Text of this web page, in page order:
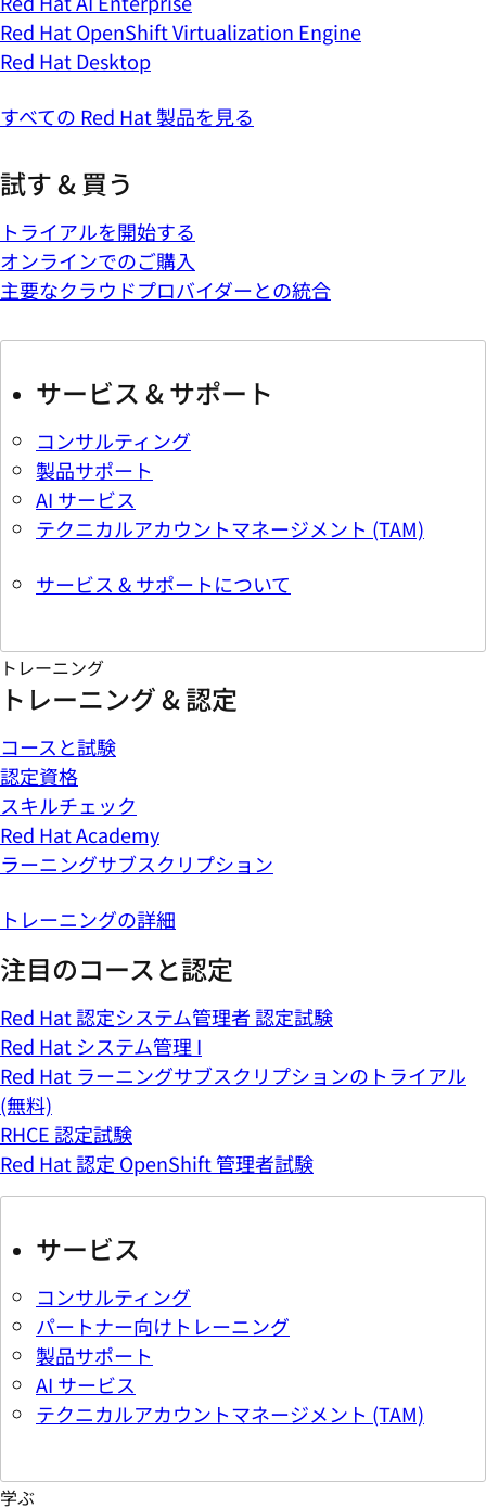
Red Hat OpenShift Virtualization Engine
Red Hat Desktop
すべての Red Hat 製品を見る
試す & 買う
トライアルを開始する
オンラインでのご購入
主要なクラウドプロバイダーとの統合
サービス & サポート
コンサルティング
製品サポート
AI サービス
テクニカルアカウントマネージメント (TAM)
サービス & サポートについて
トレーニング
トレーニング & 認定
コースと試験
認定資格
スキルチェック
Red Hat Academy
ラーニングサブスクリプション
トレーニングの詳細
注目のコースと認定
Red Hat 認定システム管理者 認定試験
Red Hat システム管理 I
Red Hat ラーニングサブスクリプションのトライアル
(無料)
RHCE 認定試験
Red Hat 認定 OpenShift 管理者試験
サービス
コンサルティング
パートナー向けトレーニング
製品サポート
AI サービス
テクニカルアカウントマネージメント (TAM)
学ぶ